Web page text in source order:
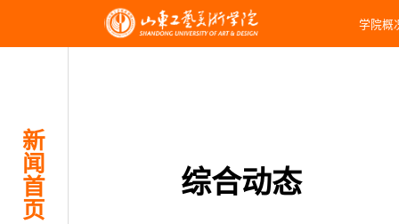
学院概
新
闻
首
页
综合动态